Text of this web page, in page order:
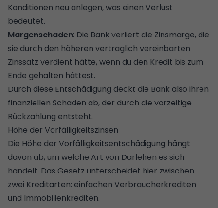
Konditionen neu anlegen, was einen Verlust
bedeutet.
Margenschaden: Die Bank verliert die Zinsmarge, die
sie durch den höheren vertraglich vereinbarten
Zinssatz verdient hätte, wenn du den Kredit bis zum
Ende gehalten hättest.
Durch diese Entschädigung deckt die Bank also ihren
finanziellen Schaden ab, der durch die vorzeitige
Rückzahlung entsteht.
Höhe der Vorfälligkeitszinsen
Die Höhe der Vorfälligkeitsentschädigung hängt
davon ab, um welche Art von Darlehen es sich
handelt. Das Gesetz unterscheidet hier zwischen
zwei Kreditarten: einfachen Verbraucherkrediten
und Immobilienkrediten.